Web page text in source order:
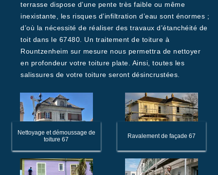
terrasse dispose d’une pente très faible ou même
inexistante, les risques d’infiltration d’eau sont énormes ;
d’où la nécessité de réaliser des travaux d’étanchéité de
toit dans le 67480. Un traitement de toiture à
Rountzenheim sur mesure nous permettra de nettoyer
en profondeur votre toiture plate. Ainsi, toutes les
salissures de votre toiture seront désincrustées.
Nettoyage et démoussage de
toiture 67
Ravalement de façade 67